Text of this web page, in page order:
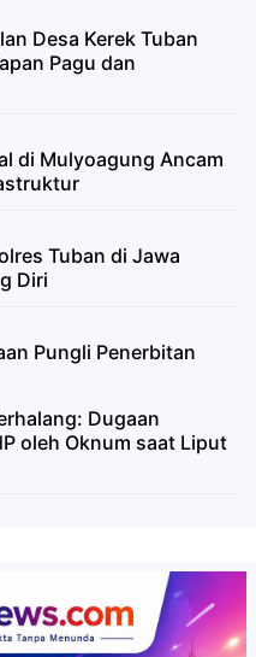
Desa Kerek Tuban
Pagu dan
di Mulyoagung Ancam
Tuban di Jawa
Diri
Pungli Penerbitan
Dugaan
oleh Oknum saat Liput